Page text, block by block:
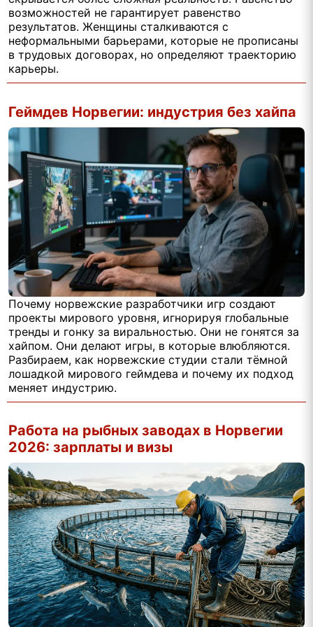
возможностей не гарантирует равенство
результатов. Женщины сталкиваются с
неформальными барьерами, которые не прописаны
в трудовых договорах, но определяют траекторию
карьеры.
Геймдев Норвегии: индустрия без хайпа
Почему норвежские разработчики игр создают
проекты мирового уровня, игнорируя глобальные
тренды и гонку за виральностью. Они не гонятся за
хайпом. Они делают игры, в которые влюбляются.
Разбираем, как норвежские студии стали тёмной
лошадкой мирового геймдева и почему их подход
меняет индустрию.
Работа на рыбных заводах в Норвегии
2026: зарплаты и визы